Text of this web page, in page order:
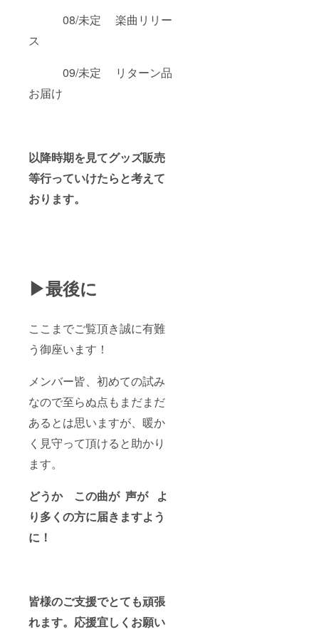
08/未定 楽曲リリー
ス
09/未定 リターン品
お届け
以降時期を見てグッズ販売
等行っていけたらと考えて
おります。
▶最後に
ここまでご覧頂き誠に有難
う御座います！
メンバー皆、初めての試み
なので至らぬ点もまだまだ
あるとは思いますが、暖か
く見守って頂けると助かり
ます。
どうか この曲が 声が よ
り多くの方に届きますよう
に！
皆様のご支援でとても頑張
れます。応援宜しくお願い